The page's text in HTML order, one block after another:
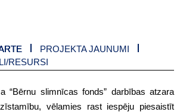
PROJEKTA JAUNUMI
RESURSI
“Bērnu slimnīcas fonds” darbības atzara
vēlamies rast iespēju piesaistīt